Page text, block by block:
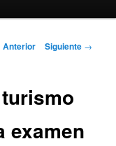
Anterior Siguiente →
examen